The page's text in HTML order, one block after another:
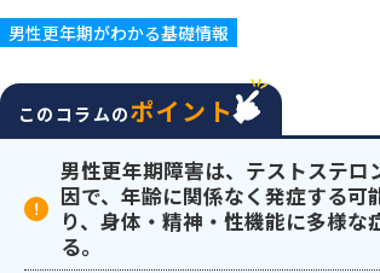
男性更年期がわかる基礎情報
このコラムのポイント
男性更年期障害は、テストステロ
因で、年齢に関係なく発症する可
り、身体・精神・性機能に多様な
る。